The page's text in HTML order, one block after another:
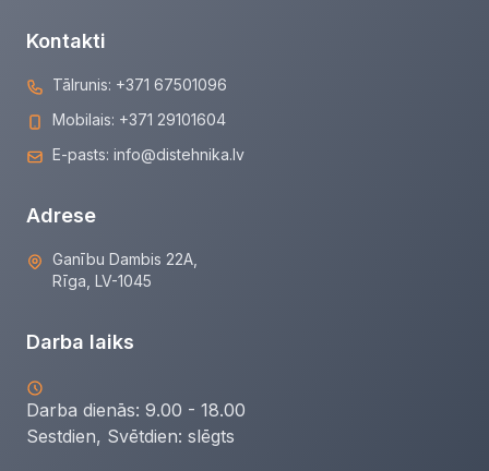
Kontakti
Tālrunis: +371 67501096
Mobilais: +371 29101604
E-pasts: info@distehnika.lv
Adrese
Ganību Dambis 22A,
Rīga, LV-1045
Darba laiks
Darba dienās: 9.00 - 18.00
Sestdien, Svētdien: slēgts